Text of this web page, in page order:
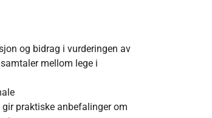
og bidrag i vurderingen av
mellom lege i
gir praktiske anbefalinger om